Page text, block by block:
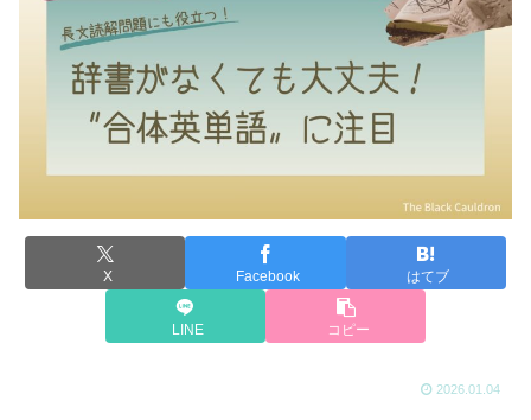
X Facebook はてブ
LINE コピー
2026.01.04